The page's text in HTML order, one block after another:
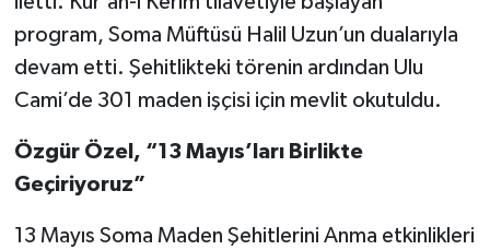
program, Soma Müftüsü Halil Uzun’un dualarıyla
devam etti. Şehitlikteki törenin ardından Ulu
Cami’de 301 maden işçisi için mevlit okutuldu.
Özgür Özel, “13 Mayıs’ları Birlikte
Geçiriyoruz”
13 Mayıs Soma Maden Şehitlerini Anma etkinlikleri